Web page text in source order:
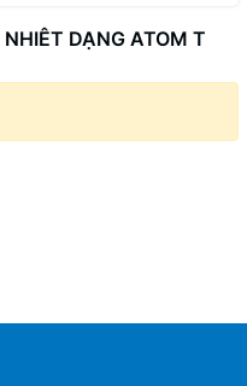
DẠNG ATOM T